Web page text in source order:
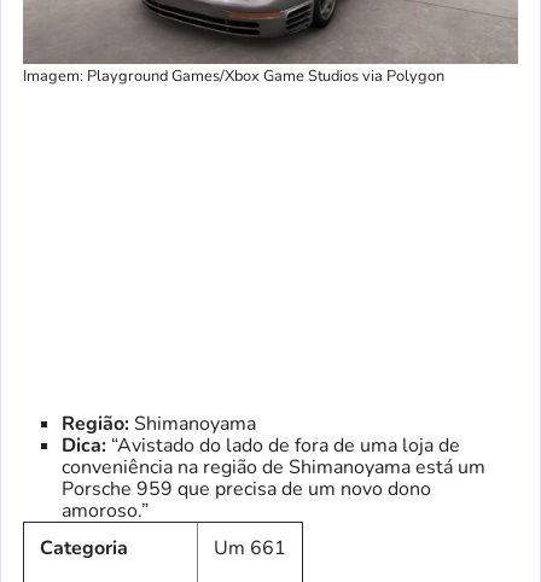
Imagem: Playground Games/Xbox Game Studios via Polygon
Região:Shimanoyama
Dica: “Avistado do lado de fora de uma loja de
conveniência na região de Shimanoyama está um
Porsche 959 que precisa de um novo dono
amoroso.”
Categoria
Um 661